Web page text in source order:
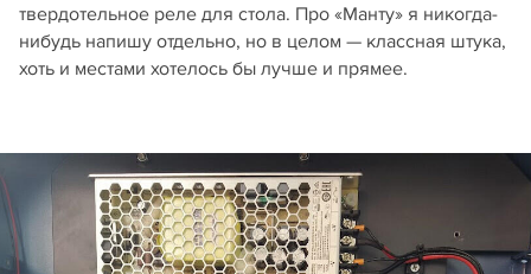
твердотельное реле для стола. Про «Манту» я никогда-
нибудь напишу отдельно, но в целом — классная штука,
хоть и местами хотелось бы лучше и прямее.